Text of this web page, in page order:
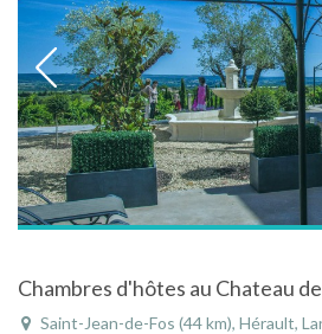
Saint-Jean-de-Fos (44 km), Hérault,